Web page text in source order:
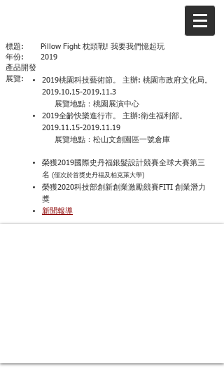
標題: Pillow Fight 枕頭戰! 我要我們憶起玩
年份: 2019
​產品開發
展覽:
2019桃園科技藝術節。 主辦: 桃園市政府文化局。
2019.10.15-2019.11.3
展覽地點：桃園展演中心
2019全齡快樂進行市。 主辦:衛生福利部。
2019.11.15-2019.11.19
展覽地點：松山文創園區一號倉庫
榮獲2019國際史丹福銀髮設計競賽全球大賽第三
名 (僅次於首獎史丹福及柏克萊大學)
​​榮獲2020科技部創新創業激勵競賽FITI 創業潛力
獎
新聞報導